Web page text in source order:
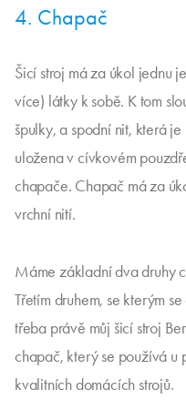
4. Chapač
Šicí stroj má za úkol jednu
více) látky k sobě. K tom
špulky, a spodní nit, která
uložena v cívkovém
chapače. Chapač má za
vrchní nití.
Máme základní dva druhy
Třetím druhem, se kterým
třeba právě můj šicí stroj
chapač, který se používá u
kvalitních domácích strojů.